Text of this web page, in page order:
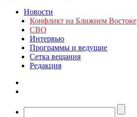
Новости
Конфликт на Ближнем Востоке
СВО
Интервью
Программы и ведущие
Сетка вещания
Редакция